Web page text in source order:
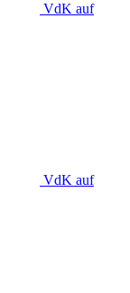
VdK auf
VdK auf